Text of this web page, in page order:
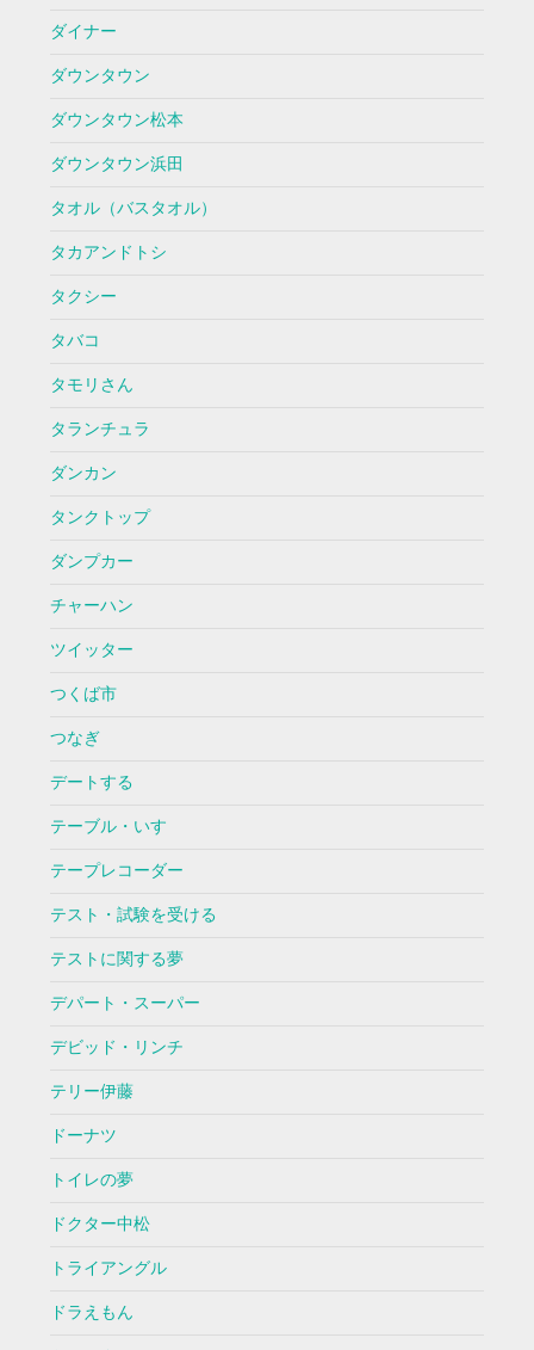
ダイナー
ダウンタウン
ダウンタウン松本
ダウンタウン浜田
タオル（バスタオル）
タカアンドトシ
タクシー
タバコ
タモリさん
タランチュラ
ダンカン
タンクトップ
ダンプカー
チャーハン
ツイッター
つくば市
つなぎ
デートする
テーブル・いす
テープレコーダー
テスト・試験を受ける
テストに関する夢
デパート・スーパー
デビッド・リンチ
テリー伊藤
ドーナツ
トイレの夢
ドクター中松
トライアングル
ドラえもん